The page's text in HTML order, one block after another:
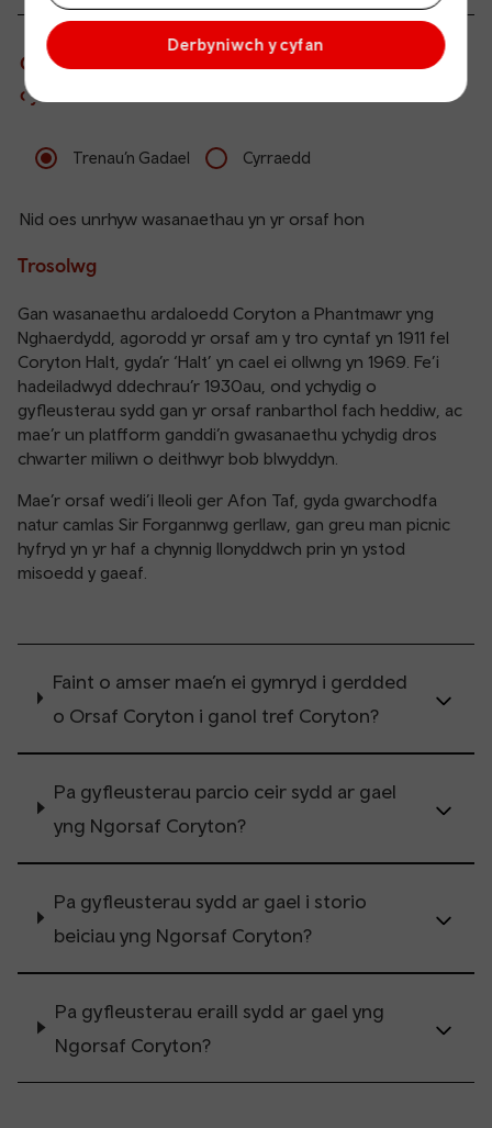
Derbyniwch y cyfan
Gwybodaeth fyw am drenau sy’n gadael ac yn
cyrraedd
Trenau’n Gadael Cyrraedd
Nid oes unrhyw wasanaethau yn yr orsaf hon
Trosolwg
Gan wasanaethu ardaloedd Coryton a Phantmawr yng
Nghaerdydd, agorodd yr orsaf am y tro cyntaf yn 1911 fel
Coryton Halt, gyda’r ‘Halt’ yn cael ei ollwng yn 1969. Fe’i
hadeiladwyd ddechrau’r 1930au, ond ychydig o
gyfleusterau sydd gan yr orsaf ranbarthol fach heddiw, ac
mae’r un platfform ganddi’n gwasanaethu ychydig dros
chwarter miliwn o deithwyr bob blwyddyn.
Mae’r orsaf wedi’i lleoli ger Afon Taf, gyda gwarchodfa
natur camlas Sir Forgannwg gerllaw, gan greu man picnic
hyfryd yn yr haf a chynnig llonyddwch prin yn ystod
misoedd y gaeaf.
Faint o amser mae’n ei gymryd i gerdded
o Orsaf Coryton i ganol tref Coryton?
Pa gyfleusterau parcio ceir sydd ar gael
yng Ngorsaf Coryton?
Pa gyfleusterau sydd ar gael i storio
beiciau yng Ngorsaf Coryton?
Pa gyfleusterau eraill sydd ar gael yng
Ngorsaf Coryton?